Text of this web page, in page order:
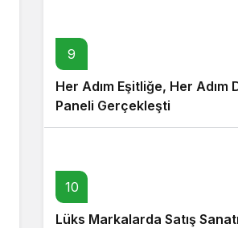
9
Her Adım Eşitliğe, Her Adım
Paneli Gerçekleşti
10
Lüks Markalarda Satış